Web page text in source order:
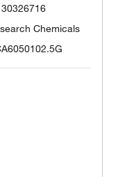
30326716
Chemicals